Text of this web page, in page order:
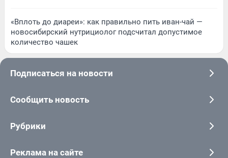
«Вплоть до диареи»: как правильно пить иван-чай —
новосибирский нутрициолог подсчитал допустимое
количество чашек
Подписаться на новости
Сообщить новость
Рубрики
Реклама на сайте